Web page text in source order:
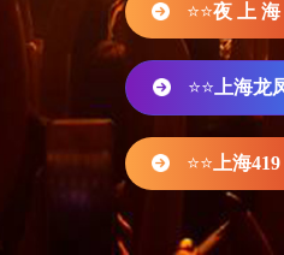
⭐⭐夜 上 海
⭐⭐ 上海龙
⭐⭐ 上海419